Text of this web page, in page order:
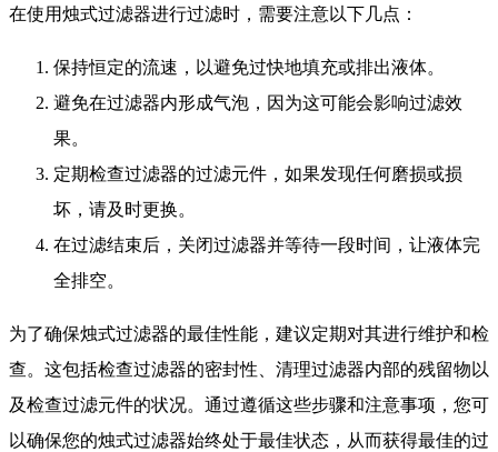
在使用烛式过滤器进行过滤时，需要注意以下几点：
保持恒定的流速，以避免过快地填充或排出液体。
避免在过滤器内形成气泡，因为这可能会影响过滤效
果。
定期检查过滤器的过滤元件，如果发现任何磨损或损
坏，请及时更换。
在过滤结束后，关闭过滤器并等待一段时间，让液体完
全排空。
为了确保烛式过滤器的最佳性能，建议定期对其进行维护和检
查。这包括检查过滤器的密封性、清理过滤器内部的残留物以
及检查过滤元件的状况。通过遵循这些步骤和注意事项，您可
以确保您的烛式过滤器始终处于最佳状态，从而获得最佳的过